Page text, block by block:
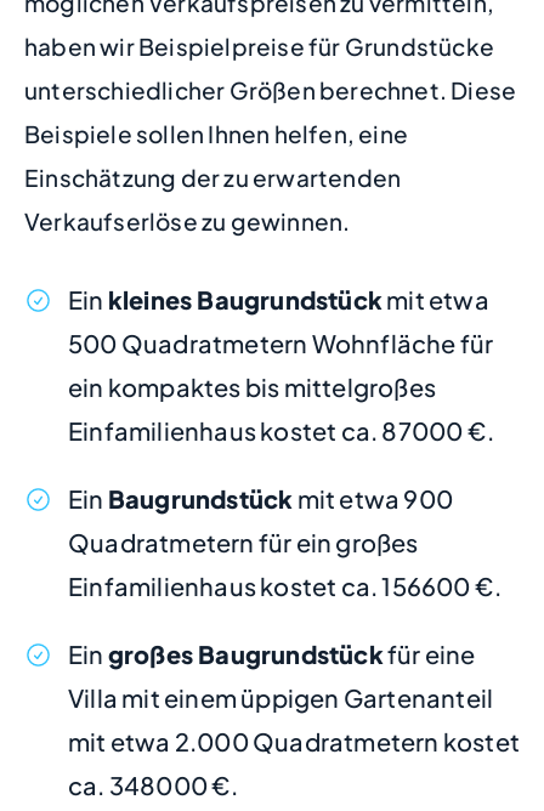
haben wir Beispielpreise für Grundstücke
unterschiedlicher Größen berechnet. Diese
Beispiele sollen Ihnen helfen, eine
Einschätzung der zu erwartenden
Verkaufserlöse zu gewinnen.
Ein kleines Baugrundstückmit etwa
500 Quadratmetern Wohnfläche für
ein kompaktes bis mittelgroßes
Einfamilienhaus kostet ca. 87000 €.
Ein Baugrundstück mit etwa 900
Quadratmetern für ein großes
Einfamilienhaus kostet ca. 156600 €.
Ein großes Baugrundstückfür eine
Villa mit einem üppigen Gartenanteil
mit etwa 2.000 Quadratmetern kostet
ca. 348000 €.